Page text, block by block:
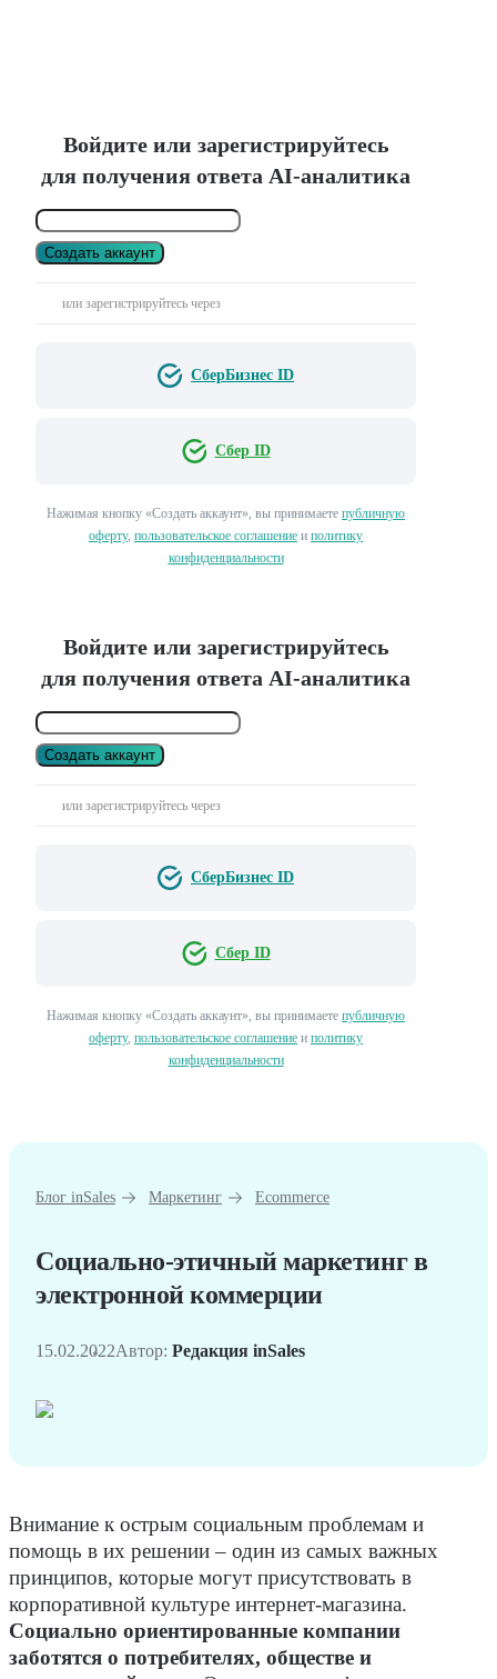
Войдите или зарегистрируйтесь
для получения ответа AI-аналитика
Создать аккаунт
или зарегистрируйтесь через
СберБизнес ID
Сбер ID
Нажимая кнопку «Создать аккаунт», вы принимаете публичную
оферту, пользовательское соглашение и политику
конфиденциальности
Войдите или зарегистрируйтесь
для получения ответа AI-аналитика
Создать аккаунт
или зарегистрируйтесь через
СберБизнес ID
Сбер ID
Нажимая кнопку «Создать аккаунт», вы принимаете публичную
оферту, пользовательское соглашение и политику
конфиденциальности
Блог inSales Маркетинг Ecommerce
Социально-этичный маркетинг в
электронной коммерции
15.02.2022Автор: Редакция inSales
Внимание к острым социальным проблемам и
помощь в их решении – один из самых важных
принципов, которые могут присутствовать в
корпоративной культуре интернет-магазина.
Социально ориентированные компании
заботятся о потребителях, обществе и